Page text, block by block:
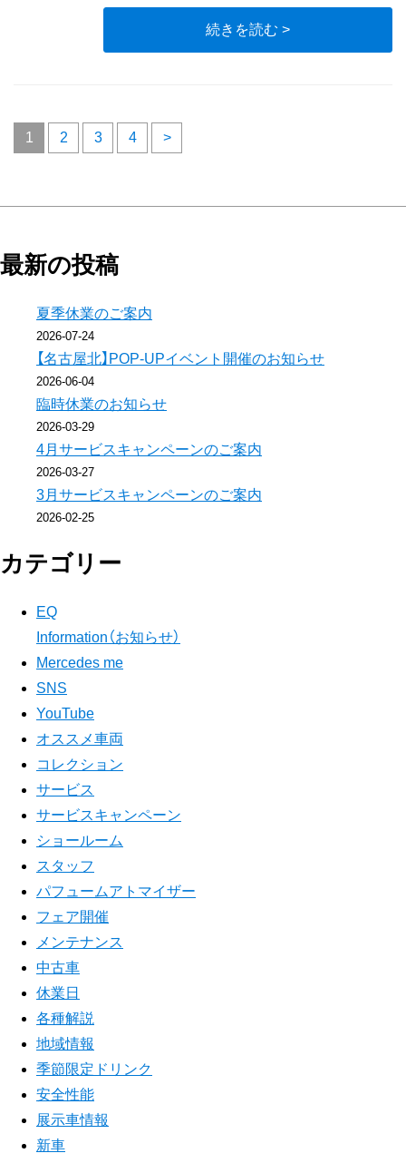
続きを読む >
投
の
ペ
ー
ジ
送
り
1 2 3 4 >
最新の投稿
夏季休業のご案内
2026-07-24
【名古屋北】POP-UPイベント開催のお知らせ
2026-06-04
臨時休業のお知らせ
2026-03-29
4月サービスキャンペーンのご案内
2026-03-27
3月サービスキャンペーンのご案内
2026-02-25
カテゴリー
EQ
Information（お知らせ）
Mercedes me
SNS
YouTube
オススメ車両
コレクション
サービス
サービスキャンペーン
ショールーム
スタッフ
パフュームアトマイザー
フェア開催
メンテナンス
中古車
休業日
各種解説
地域情報
季節限定ドリンク
安全性能
展示車情報
新車